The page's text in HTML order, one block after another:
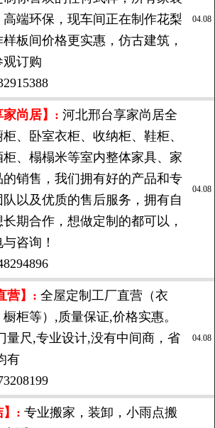
端环保，现车间正在制作花梨
板间价格更实惠，仿古建筑，
订购
04.08
家尚居】: 河北邢台享家尚居全
、卧室衣柜、收纳柜、鞋柜、
、榻榻米等室内整体家具、家
销售，我们拥有好的产品和专
以及优质的售后服务，拥有自
期合作，想做定制的都可以，
咨询！
04.08
营】: 全屋定制工厂直营（衣
柜等）,质量保证,价格实惠。
量尺,专业设计,没有中间商，省
有
04.08
】: 专业搬家，装卸，小雨点搬